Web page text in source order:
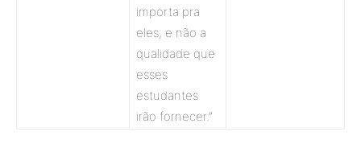
importa pra
eles, e não a
qualidade que
esses
estudantes
irão fornecer.”